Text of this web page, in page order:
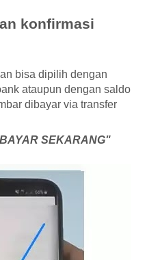
konfirmasi
bisa dipilih dengan
ataupun dengan saldo
dibayar via transfer
SEKARANG"